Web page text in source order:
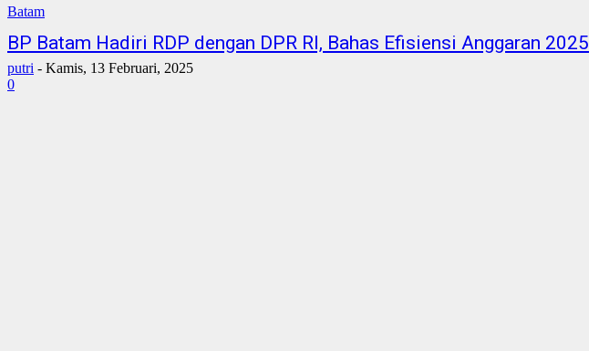
Batam
BP Batam Hadiri RDP dengan DPR RI, Bahas Efisiensi Anggaran 2025
putri - Kamis, 13 Februari, 2025
0